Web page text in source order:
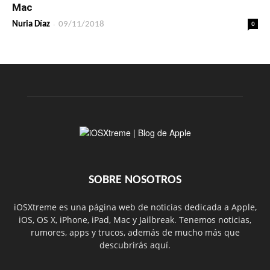
Mac
Nuria Díaz - 09/11/2018 0
SOBRE NOSOTROS
iOSXtreme es una página web de noticias dedicada a Apple,
iOS, OS X, iPhone, iPad, Mac y Jailbreak. Tenemos noticias,
rumores, apps y trucos, además de mucho más que
descubrirás aquí.